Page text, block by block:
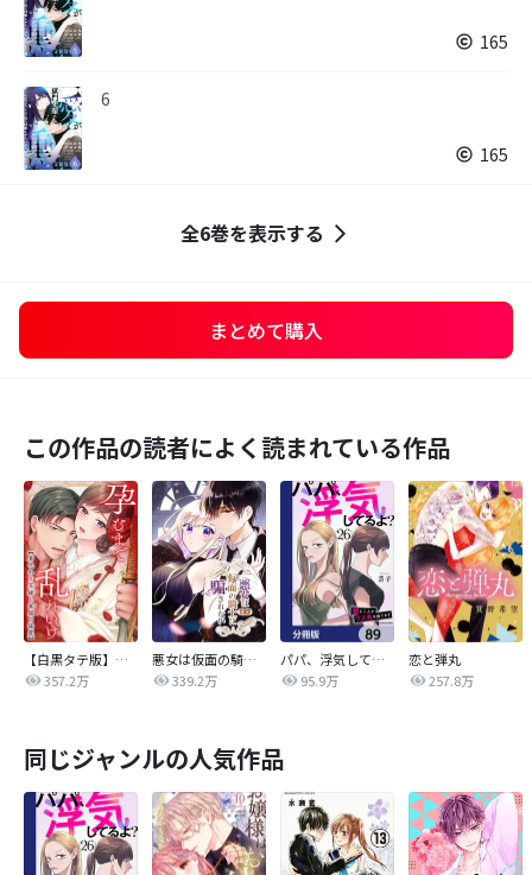
165
6
165
全6巻を表示する
まとめて購入
この作品の読者によく読まれている作品
【白黒タテ版】孕むまで乱れいけ～身代わり花嫁と軍服の猛愛
357.2万
悪女は仮面の騎士に騙されない
339.2万
パパ、浮気してるよ？娘と二人でクズ夫を捨てます【分冊版】
95.9万
恋と弾丸
257.8万
同じジャンルの人気作品